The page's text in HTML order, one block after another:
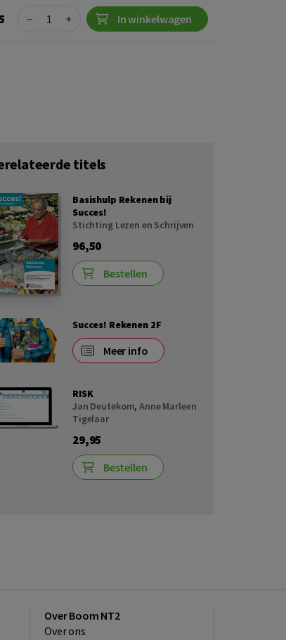
Quantity
− + In winkelwagen
titels
Basishulp Rekenen bij
Succes!
Stichting Lezen en Schrijven
96,50
Bestellen
Succes! Rekenen 2F
Meer info
RISK
Jan Deutekom,Anne Marleen
Tigelaar
29,95
Bestellen
Over Boom NT2
Over ons